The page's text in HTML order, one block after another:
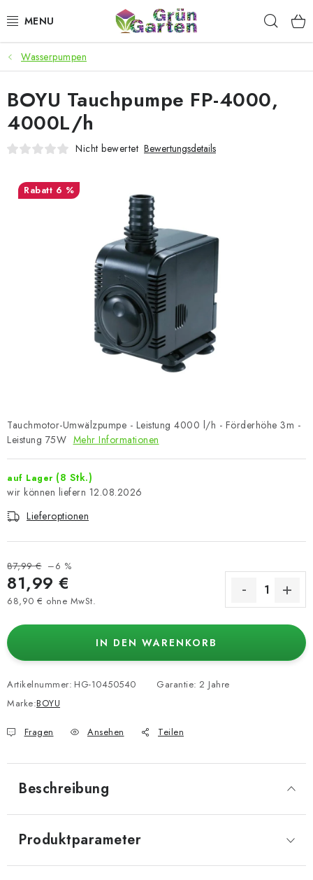
Inhalt
ANGEBOTE
LED PFLANZENLAMPEN
ANBAUBEDARF FÜR DEN HEIMANBAU
SMARTER GARTEN
Geschäftsbewertung Kaufberatung
Datenschutzerklärung Impressum
Wasserpumpen
Tauchmotor-Umwälzpumpe - Leistung 4000 l/h - Förderhöhe 3m -
Leistung 75W Mehr Informationen
auf Lager (8 Stk.)
12.08.2026
Lieferoptionen
87,99 € –6 %
81,99 €
68,90 € ohne MwSt.
IN DEN WARENKORB
Artikelnummer: HG-10450540
Marke:BOYU
Garantie: 2 Jahre
Fragen Ansehen Teilen
BOYU Tauchpumpe FP-4000,
4000L/h
Nicht bewertet Bewertungsdetails
6 %
Beschreibung
Produktparameter